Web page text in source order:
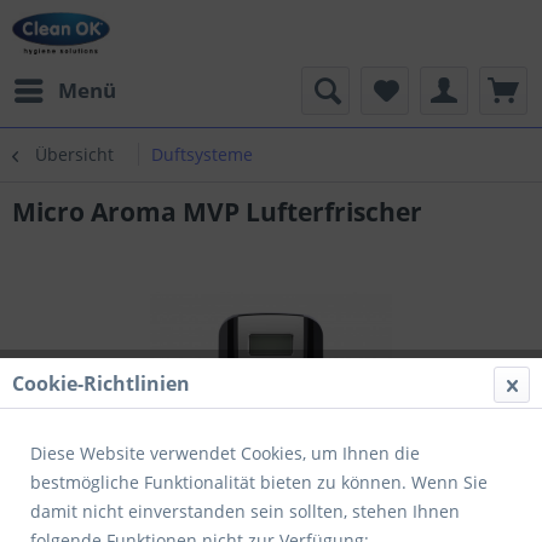
Menü
Übersicht Duftsysteme
Micro Aroma MVP Lufterfrischer
Cookie-Richtlinien
Diese Website verwendet Cookies, um Ihnen die
bestmögliche Funktionalität bieten zu können. Wenn Sie
damit nicht einverstanden sein sollten, stehen Ihnen